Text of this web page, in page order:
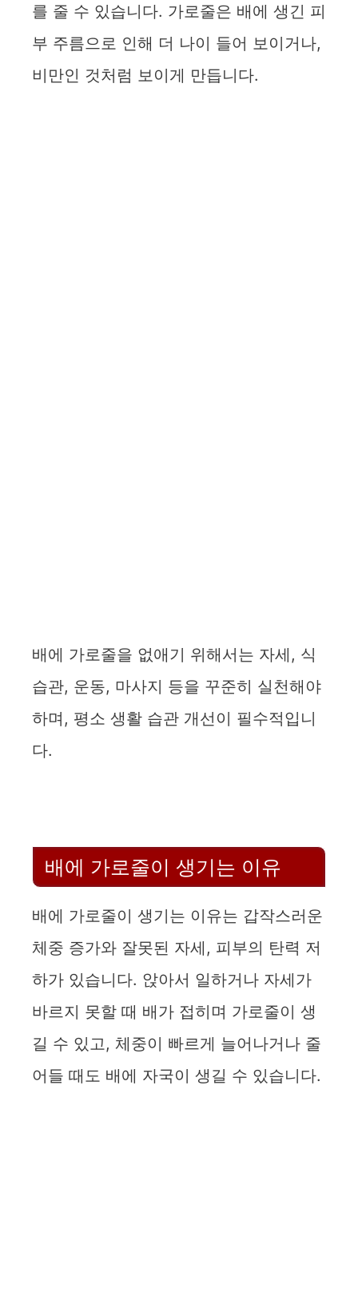
를 줄 수 있습니다. 가로줄은 배에 생긴 피
부 주름으로 인해 더 나이 들어 보이거나,
비만인 것처럼 보이게 만듭니다.
배에 가로줄을 없애기 위해서는 자세, 식
습관, 운동, 마사지 등을 꾸준히 실천해야
하며, 평소 생활 습관 개선이 필수적입니
다.
배에 가로줄이 생기는 이유
배에 가로줄이 생기는 이유는 갑작스러운
체중 증가와 잘못된 자세, 피부의 탄력 저
하가 있습니다. 앉아서 일하거나 자세가
바르지 못할 때 배가 접히며 가로줄이 생
길 수 있고, 체중이 빠르게 늘어나거나 줄
어들 때도 배에 자국이 생길 수 있습니다.